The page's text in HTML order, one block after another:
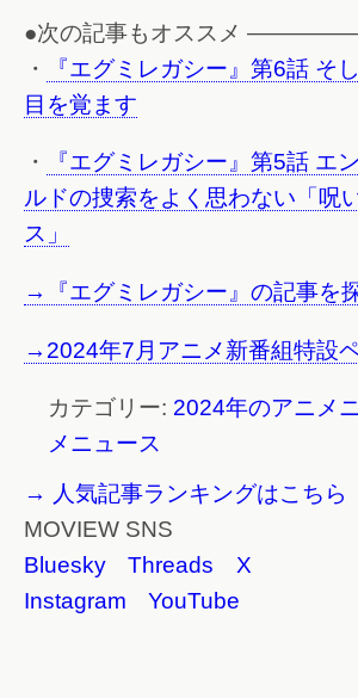
●次の記事もオススメ
・
『エグミレガシー』第6話 そ
目を覚ます
・
『エグミレガシー』第5話 エ
ルドの捜索をよく思わない「呪
ス」
→『エグミレガシー』の記事を
→2024年7月アニメ新番組特設
カテゴリー: 2024年のアニメ
メニュース
→ 人気記事ランキングはこちら
MOVIEW SNS
Bluesky
Threads
X
Instagram
YouTube